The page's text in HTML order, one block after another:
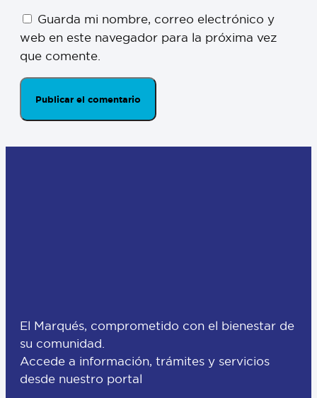
Guarda mi nombre, correo electrónico y
web en este navegador para la próxima vez
que comente.
El Marqués, comprometido con el bienestar de
su comunidad.
Accede a información, trámites y servicios
desde nuestro portal